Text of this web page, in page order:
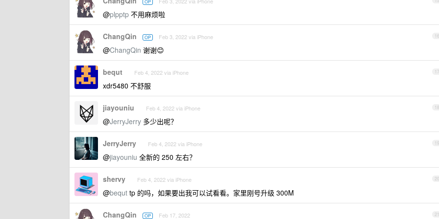
OP
@plpptp 不用麻烦啦
16
ChangQin OP Feb 3, 2022 via iPhone
@ChangQin 谢谢😊
17
bequt Feb 4, 2022 via iPhone
xdr5480 不舒服
18
jiayouniu Feb 4, 2022 via iPhone
@JerryJerry 多少出呢？
19
JerryJerry Feb 4, 2022 via iPhone
@jiayouniu 全新的 250 左右？
20
shervy Feb 4, 2022 via iPhone
@bequt tp 的吗，如果要出我可以试看看。家里刚号升级 300M
21
ChangQin OP Feb 17, 2022